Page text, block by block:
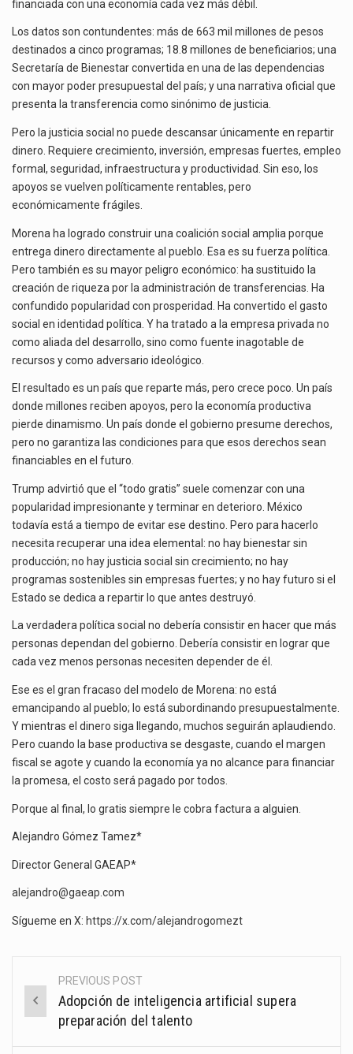
financiada con una economía cada vez más débil.
Los datos son contundentes: más de 663 mil millones de pesos
destinados a cinco programas; 18.8 millones de beneficiarios; una
Secretaría de Bienestar convertida en una de las dependencias
con mayor poder presupuestal del país; y una narrativa oficial que
presenta la transferencia como sinónimo de justicia.
Pero la justicia social no puede descansar únicamente en repartir
dinero. Requiere crecimiento, inversión, empresas fuertes, empleo
formal, seguridad, infraestructura y productividad. Sin eso, los
apoyos se vuelven políticamente rentables, pero
económicamente frágiles.
Morena ha logrado construir una coalición social amplia porque
entrega dinero directamente al pueblo. Esa es su fuerza política.
Pero también es su mayor peligro económico: ha sustituido la
creación de riqueza por la administración de transferencias. Ha
confundido popularidad con prosperidad. Ha convertido el gasto
social en identidad política. Y ha tratado a la empresa privada no
como aliada del desarrollo, sino como fuente inagotable de
recursos y como adversario ideológico.
El resultado es un país que reparte más, pero crece poco. Un país
donde millones reciben apoyos, pero la economía productiva
pierde dinamismo. Un país donde el gobierno presume derechos,
pero no garantiza las condiciones para que esos derechos sean
financiables en el futuro.
Trump advirtió que el “todo gratis” suele comenzar con una
popularidad impresionante y terminar en deterioro. México
todavía está a tiempo de evitar ese destino. Pero para hacerlo
necesita recuperar una idea elemental: no hay bienestar sin
producción; no hay justicia social sin crecimiento; no hay
programas sostenibles sin empresas fuertes; y no hay futuro si el
Estado se dedica a repartir lo que antes destruyó.
La verdadera política social no debería consistir en hacer que más
personas dependan del gobierno. Debería consistir en lograr que
cada vez menos personas necesiten depender de él.
Ese es el gran fracaso del modelo de Morena: no está
emancipando al pueblo; lo está subordinando presupuestalmente.
Y mientras el dinero siga llegando, muchos seguirán aplaudiendo.
Pero cuando la base productiva se desgaste, cuando el margen
fiscal se agote y cuando la economía ya no alcance para financiar
la promesa, el costo será pagado por todos.
Porque al final, lo gratis siempre le cobra factura a alguien.
Alejandro Gómez Tamez*
Director General GAEAP*
alejandro@gaeap.com
Sígueme en X: https://x.com/alejandrogomezt
Post
navigation
PREVIOUS POST
Adopción de inteligencia artificial supera
preparación del talento